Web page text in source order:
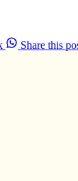
Share this